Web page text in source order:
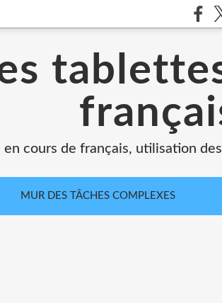
en cours de français, utilisation
MUR DES TÂCHES COMPLEXES